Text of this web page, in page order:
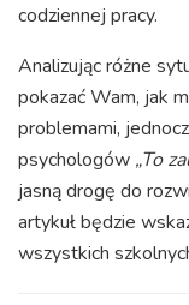
codziennej pracy.
Analizując różne
pokazać Wam, jak
problemami,
psychologów „To
jasną drogę do
artykuł będzie
wszystkich